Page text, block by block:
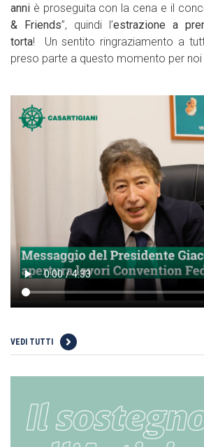
anni è proseguita con la cena e il
& Friends”, quindi l’estrazione a
torta! Un sentito ringraziamento a
preso parte a questo momento per
VEDI TUTTI